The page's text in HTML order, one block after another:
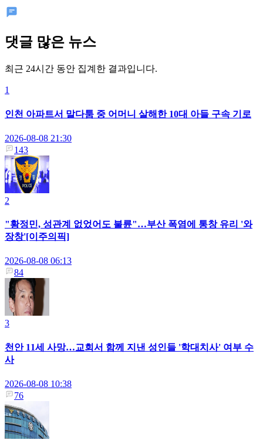
댓글 많은 뉴스
최근 24시간 동안 집계한 결과입니다.
1
인천 아파트서 말다툼 중 어머니 살해한 10대 아들 구속 기로
2026-08-08 21:30
143
2
"황정민, 성관계 없었어도 불륜"…부산 폭염에 통창 유리 '와
장창'[이주의픽]
2026-08-08 06:13
84
3
천안 11세 사망…교회서 함께 지낸 성인들 '학대치사' 여부 수
사
2026-08-08 10:38
76